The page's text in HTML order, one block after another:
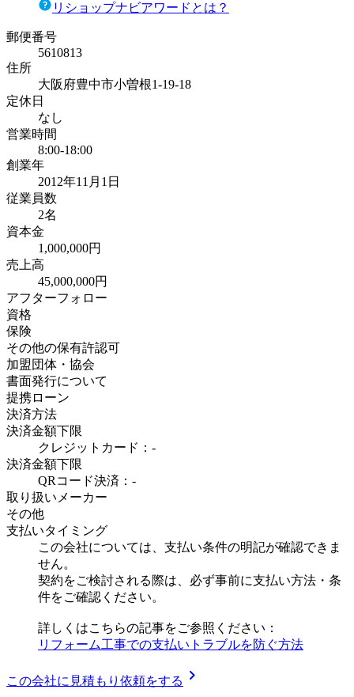
リショップナビアワードとは？
郵便番号
5610813
住所
大阪府豊中市小曽根1-19-18
定休日
なし
営業時間
8:00-18:00
創業年
2012年11月1日
従業員数
2名
資本金
1,000,000円
売上高
45,000,000円
アフターフォロー
資格
保険
その他の保有許認可
加盟団体・協会
書面発行について
提携ローン
決済方法
決済金額下限
クレジットカード：-
決済金額下限
QRコード決済：-
取り扱いメーカー
その他
支払いタイミング
この会社については、支払い条件の明記が確認できま
せん。
契約をご検討される際は、必ず事前に支払い方法・条
件をご確認ください。
詳しくはこちらの記事をご参照ください：
リフォーム工事での支払いトラブルを防ぐ方法
この会社に見積もり依頼をする chevron_right